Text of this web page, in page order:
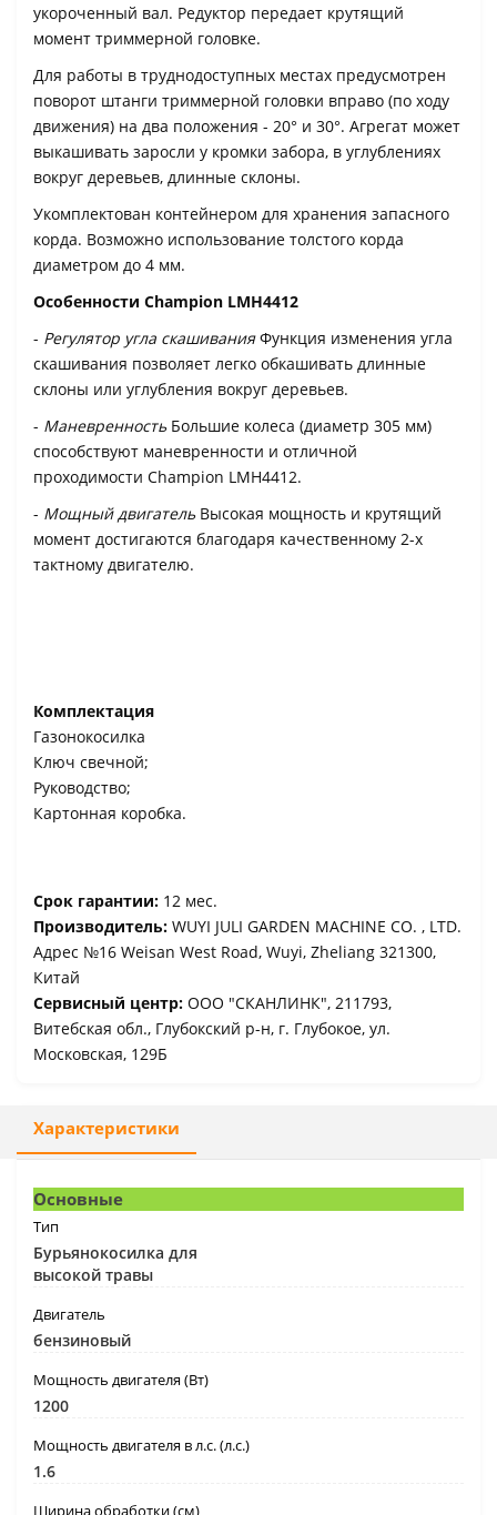
укороченный вал. Редуктор передает крутящий
момент триммерной головке.
Для работы в труднодоступных местах предусмотрен
поворот штанги триммерной головки вправо (по ходу
движения) на два положения - 20° и 30°. Агрегат может
выкашивать заросли у кромки забора, в углублениях
вокруг деревьев, длинные склоны.
Укомплектован контейнером для хранения запасного
корда. Возможно использование толстого корда
диаметром до 4 мм.
Особенности Champion LMH4412
- Регулятор угла скашиванияФункция изменения угла
скашивания позволяет легко обкашивать длинные
склоны или углубления вокруг деревьев.
- Маневренность Большие колеса (диаметр 305 мм)
способствуют маневренности и отличной
проходимости Champion LMH4412.
- Мощный двигатель Высокая мощность и крутящий
момент достигаются благодаря качественному 2-х
тактному двигателю.
Комплектация
Газонокосилка
Ключ свечной;
Руководство;
Картонная коробка.
Срок гарантии: 12 мес.
Производитель: WUYI JULI GARDEN MACHINE CO. , LTD.
Адрес №16 Weisan West Road, Wuyi, Zheliang 321300,
Китай
Сервисный центр: ООО "СКАНЛИНК", 211793,
Витебская обл., Глубокский р-н, г. Глубокое, ул.
Московская, 129Б
Характеристики
Основные
Тип
Бурьянокосилка для
высокой травы
Двигатель
бензиновый
Мощность двигателя (Вт)
1200
Мощность двигателя в л.с. (л.с.)
1.6
Ширина обработки (см)